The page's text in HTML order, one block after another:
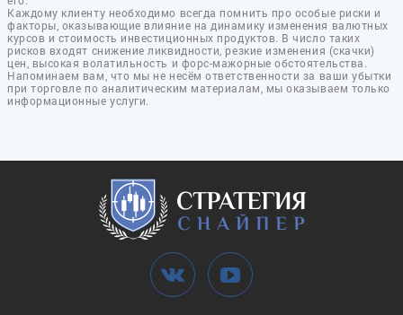
Каждому клиенту необходимо всегда помнить про особые риски и
факторы, оказывающие влияние на динамику изменения валютных
курсов и стоимость инвестиционных продуктов. В число таких
рисков входят снижение ликвидности, резкие изменения (скачки)
цен, высокая волатильность и форс-мажорные обстоятельства.
Напоминаем вам, что мы не несём ответственности за ваши убытки
при торговле по аналитическим материалам, мы оказываем только
информационные услуги.